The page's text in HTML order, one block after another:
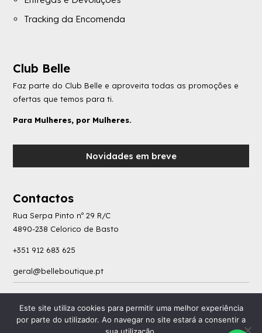
Tracking da Encomenda
Club Belle
Faz parte do Club Belle e aproveita todas as promoções e
ofertas que temos para ti.
Para Mulheres, por Mulheres.
Novidades em breve
Contactos
Rua Serpa Pinto nº 29 R/C
4890-238 Celorico de Basto
+351 912 683 625
geral@belleboutique.pt
Política de Privacidade Livro de Reclamações| Termos e Condições
Consumo de
Litígios
Este site utiliza cookies para permitir uma melhor experiência
por parte do utilizador. Ao navegar no site estará a consentir a